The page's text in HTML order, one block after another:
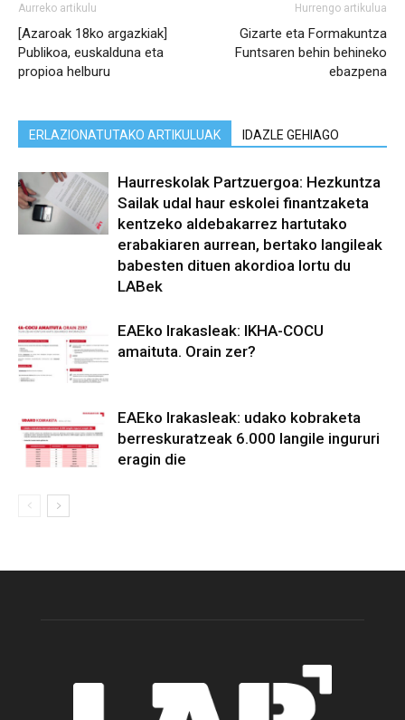
Aurreko artikulu
[Azaroak 18ko argazkiak]
Publikoa, euskalduna eta
propioa helburu
Hurrengo artikulua
Gizarte eta Formakuntza
Funtsaren behin behineko
ebazpena
ERLAZIONATUTAKO ARTIKULUAK IDAZLE GEHIAGO
Haurreskolak Partzuergoa: Hezkuntza
Sailak udal haur eskolei finantzaketa
kentzeko aldebakarrez hartutako
erabakiaren aurrean, bertako langileak
babesten dituen akordioa lortu du
LABek
EAEko Irakasleak: IKHA-COCU
amaituta. Orain zer?
EAEko Irakasleak: udako kobraketa
berreskuratzeak 6.000 langile ingururi
eragin die